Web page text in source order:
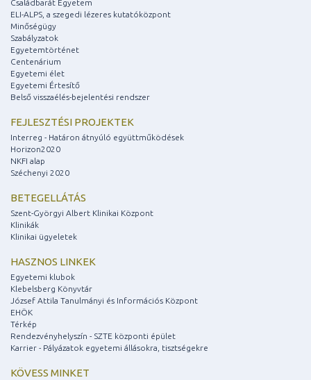
Családbarát Egyetem
ELI-ALPS, a szegedi lézeres kutatóközpont
Minőségügy
Szabályzatok
Egyetemtörténet
Centenárium
Egyetemi élet
Egyetemi Értesítő
Belső visszaélés-bejelentési rendszer
FEJLESZTÉSI PROJEKTEK
Interreg - Határon átnyúló együttműködések
Horizon2020
NKFI alap
Széchenyi 2020
BETEGELLÁTÁS
Szent-Györgyi Albert Klinikai Központ
Klinikák
Klinikai ügyeletek
HASZNOS LINKEK
Egyetemi klubok
Klebelsberg Könyvtár
József Attila Tanulmányi és Információs Központ
EHÖK
Térkép
Rendezvényhelyszín - SZTE központi épület
Karrier - Pályázatok egyetemi állásokra, tisztségekre
KÖVESS MINKET